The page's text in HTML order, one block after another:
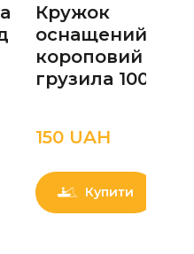
Кружок
оснащений
короповий вага
грузила 100 г
150 UAН
Купити